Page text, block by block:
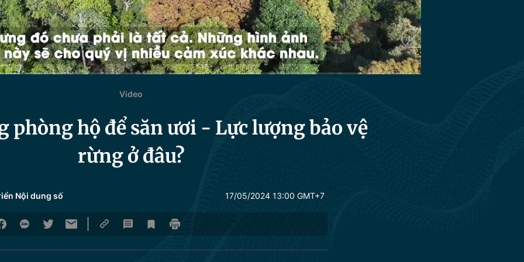
Video
phòng hộ để săn ươi - Lực lượng bảo vệ
rừng ở đâu?
Nội dung số 17/05/2024 13:00 GMT+7